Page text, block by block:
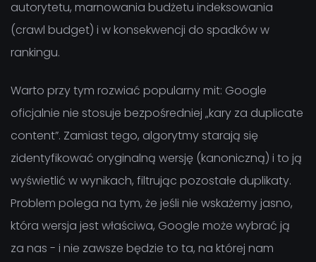
autorytetu, marnowania budżetu indeksowania
(crawl budget) i w konsekwencji do spadków w
rankingu.
Warto przy tym rozwiać popularny mit: Google
oficjalnie nie stosuje bezpośredniej „kary za duplicate
content”. Zamiast tego, algorytmy starają się
zidentyfikować oryginalną wersję (kanoniczną) i to ją
wyświetlić w wynikach, filtrując pozostałe duplikaty.
Problem polega na tym, że jeśli nie wskażemy jasno,
która wersja jest właściwa, Google może wybrać ją
za nas - i nie zawsze będzie to ta, na której nam